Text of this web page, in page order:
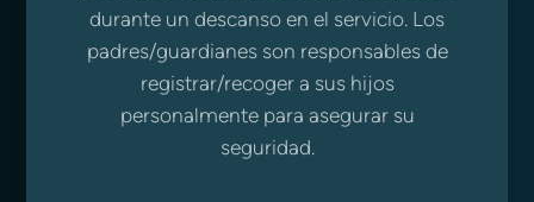
durante un descanso en el servicio. Los
padres/guardianes son responsables de
registrar/recoger a sus hijos
personalmente para asegurar su
seguridad.